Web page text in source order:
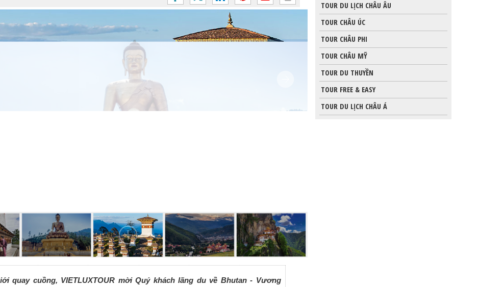
quay cuồng, VIETLUXTOUR mời Quý khách lãng du về Bhutan - Vương
TOUR DU LỊCH CHÂU ÂU
TOUR CHÂU ÚC
TOUR CHÂU PHI
TOUR CHÂU MỸ
TOUR DU THUYỀN
TOUR FREE & EASY
TOUR DU LỊCH CHÂU Á